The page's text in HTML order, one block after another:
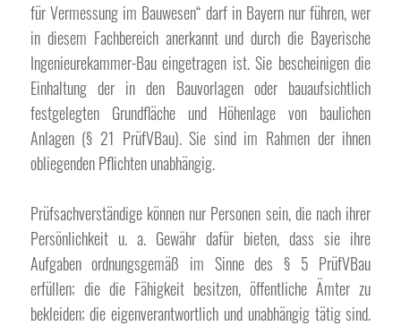
für Vermessung im Bauwesen“ darf in Bayern nur führen, wer
in diesem Fachbereich anerkannt und durch die Bayerische
Ingenieurekammer-Bau eingetragen ist. Sie bescheinigen die
Einhaltung der in den Bauvorlagen oder bauaufsichtlich
festgelegten Grundfläche und Höhenlage von baulichen
Anlagen (§ 21 PrüfVBau). Sie sind im Rahmen der ihnen
obliegenden Pflichten unabhängig.
Prüfsachverständige können nur Personen sein, die nach ihrer
Persönlichkeit u. a. Gewähr dafür bieten, dass sie ihre
Aufgaben ordnungsgemäß im Sinne des § 5 PrüfVBau
erfüllen; die die Fähigkeit besitzen, öffentliche Ämter zu
bekleiden; die eigenverantwortlich und unabhängig tätig sind.